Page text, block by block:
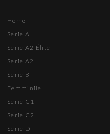
Home
Serie A
Serie A2 Élite
Serie A2
Serie B
Femminile
Serie C1
Serie C2
Serie D